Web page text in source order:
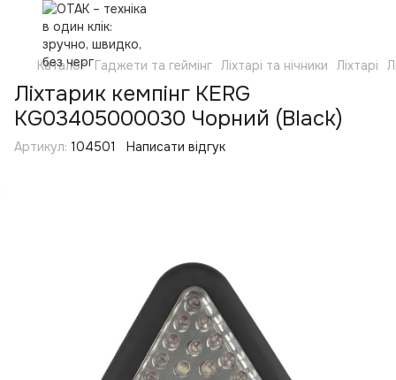
Каталог Гаджети та геймінг Ліхтарі та нічники Ліхтарі
Ліхтарик кемпінг KERG
KG03405000030 Чорний (Black)
Артикул: 104501 Написати відгук